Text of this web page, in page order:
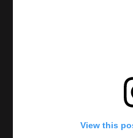
View this